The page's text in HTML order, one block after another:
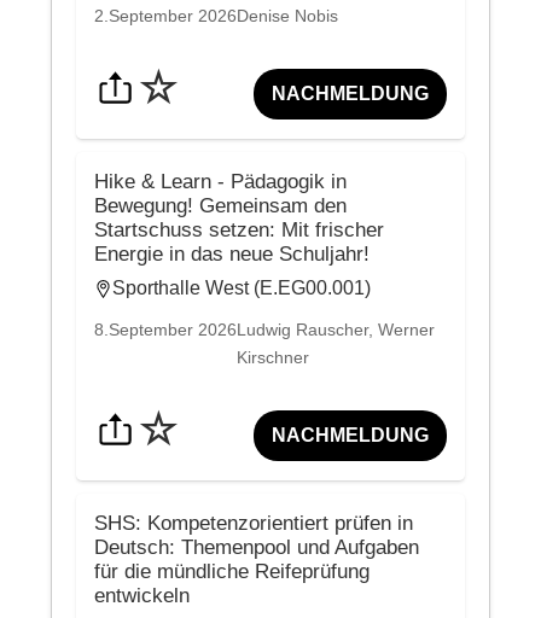
2.September 2026Denise Nobis
☆ NACHMELDUNG
Hike & Learn - Pädagogik in
Bewegung! Gemeinsam den
Startschuss setzen: Mit frischer
Energie in das neue Schuljahr!
Sporthalle West (E.EG00.001)
8.September 2026Ludwig Rauscher, Werner
Kirschner
☆ NACHMELDUNG
SHS: Kompetenzorientiert prüfen in
Deutsch: Themenpool und Aufgaben
für die mündliche Reifeprüfung
entwickeln